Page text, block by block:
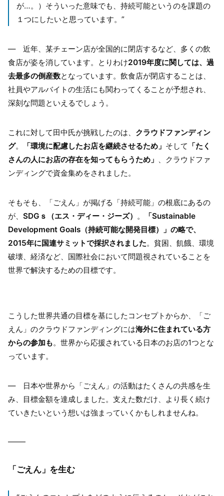
が…。）そういった意味でも、持続可能というのを課題の
１つにしたいと思っています。”
― 近年、某チェーン店が全国的に閉店するなど、多くの飲
食店が姿を消しています。とりわけ2019年度に関しては、過
去最多の倒産数となっています。飲食店が閉店することは、
社員やアルバイトの生活にも関わってくることが予想され、
深刻な問題といえるでしょう。
これに対して田中氏が挑戦したのは、 クラウドファンディン
グ。 「環境に配慮したお店を継続させるため」 そして 「たく
さんの人にお店の存在を知ってもらうため」
、クラウドファ
ンディングで資金集めをされました。
そもそも、「ごえん」が掲げる「持続可能」の根底にあるの
が、 SDGｓ（エス・ディー・ジーズ） 。
「Sustainable
Development Goals（持続可能な開発目標）」の略で、
2015年に国連サミットで採択されました。貧困、飢餓、環境
破壊、経済など、国際社会において問題視されていることを
世界で解決するための目標です。
こうした世界共通の目標を基にしたコンセプトからか、「ご
えん」のクラウドファンディングには海外に住まれている方
からの参加も。世界から応援されている日本のお店の1つとな
っています。
― 日本や世界から「ごえん」の活動はたくさんの共感を生
み、目標金額を達成しました。支えた数だけ、より長く続け
ていきたいという想いは強まっていくかもしれませんね。
「ごえん」を生む